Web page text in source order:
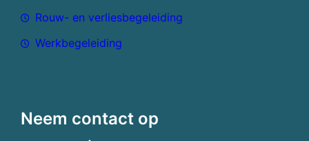
Rouw- en verliesbegeleiding
Werkbegeleiding
Neem contact op